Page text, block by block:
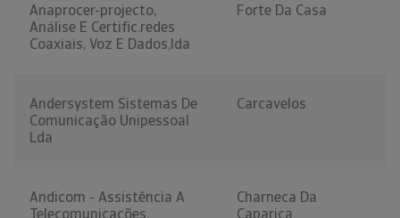
Anaprocer-projecto,
Análise E Certific.redes
Coaxiais, Voz E Dados,lda
Forte Da Casa
Andersystem Sistemas De
Comunicação Unipessoal
Lda
Carcavelos
Andicom - Assistência A
Telecomunicações,
Charneca Da
Caparica